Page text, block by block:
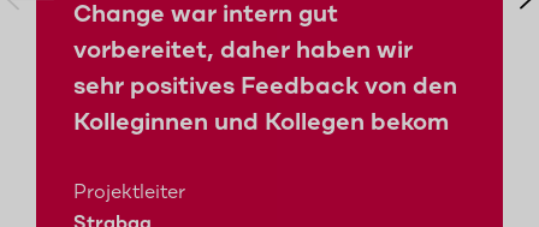
Change war intern gut
vorbereitet, daher haben wir
sehr positives Feedback von den
Kolleginnen und Kollegen bekom
Projektleiter